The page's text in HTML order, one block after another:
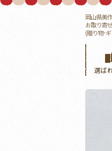
岡山県美
お取り寄
(贈り物･
選ば